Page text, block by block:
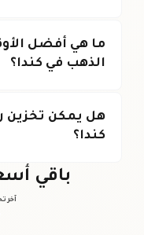
ما هي أفضل
الذهب في كندا؟
هل يمكن تخزين
كندا؟
باقي
آخر